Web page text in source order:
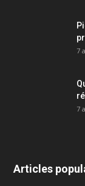
7
7
Articles